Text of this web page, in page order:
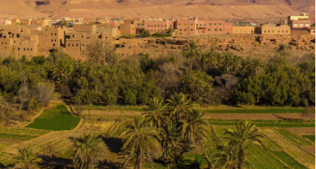
Argentine
Bolivie
Brésil
Chili
Cahiers critiques
Diffusion librairies